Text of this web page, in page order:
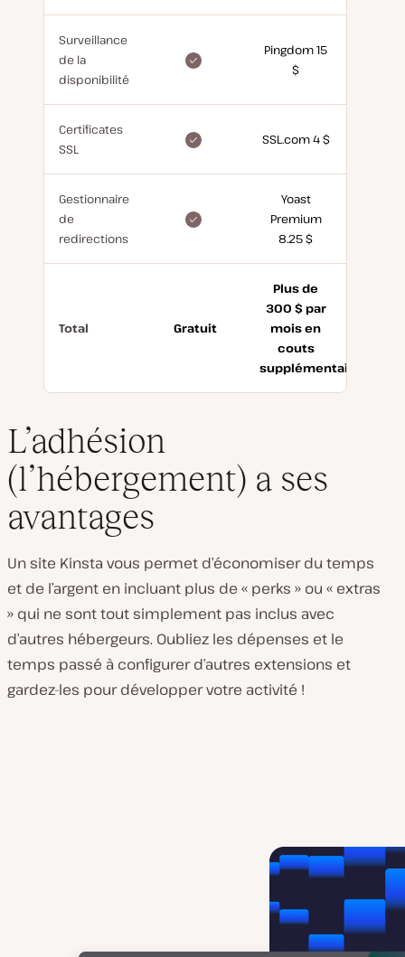
Surveillance
de la
disponibilité
Pingdom 15
$
Certificates
SSL
SSL.com 4 $
Gestionnaire
de
redirections
Yoast
Premium
8.25 $
Total Gratuit
Plus de
300 $ par
mois en
couts
supplémentaires
L’adhésion
(l’hébergement) a ses
avantages
Un site Kinsta vous permet d’économiser du temps
et de l’argent en incluant plus de « perks » ou « extras
» qui ne sont tout simplement pas inclus avec
d’autres hébergeurs. Oubliez les dépenses et le
temps passé à configurer d’autres extensions et
gardez-les pour développer votre activité !